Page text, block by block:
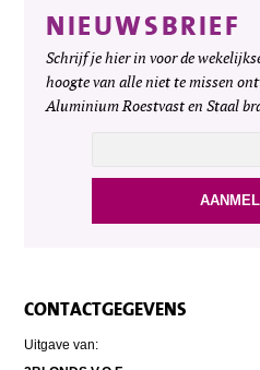
NIEUWSBRIEF
Schrijf je hier in voor de
hoogte van alle niet te missen
Aluminium Roestvast en Staal
CONTACTGEGEVENS
Uitgave van: